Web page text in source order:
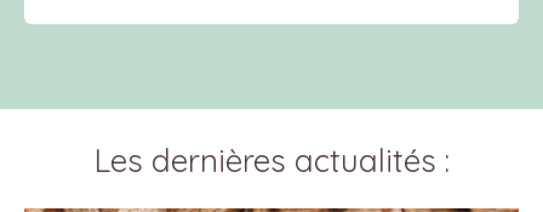
Les dernières actualités :